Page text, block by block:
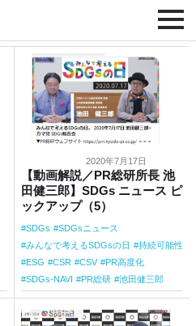
2020年7月17日
【動画解説／PR総研所長 池
田健三郎】SDGs ニュース ピ
ックアップ（5）
SDGs
SDGsニュース
みんなで考えるSDGsの日
持続可能性
ESG
CSR CSV
PR高度化
SDGs-NAVI
PR総研 池田健三郎